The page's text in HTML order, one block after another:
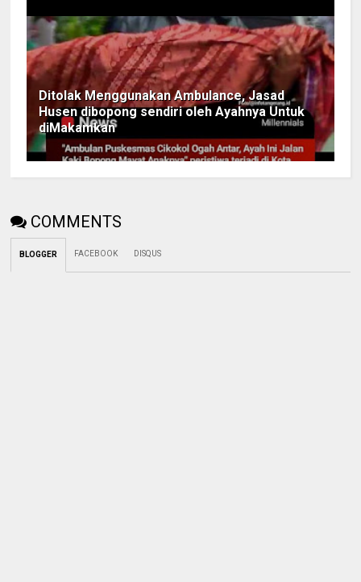
Ditolak Menggunakan Ambulance, Jasad
Husen dibopong sendiri oleh Ayahnya Untuk
diMakamkan
COMMENTS
BLOGGER FACEBOOK DISQUS